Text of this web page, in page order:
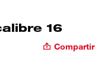
16
Compartir